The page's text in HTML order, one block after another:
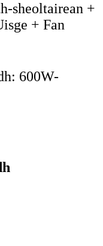
sheoltairean +
+ Fan
600W-